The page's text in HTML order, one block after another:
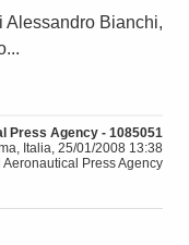
Alessandro Bianchi,
Press Agency - 1085051
Italia, 25/01/2008 13:38
Aeronautical Press Agency